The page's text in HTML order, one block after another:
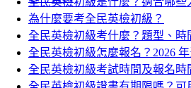
為什麼要考全民英檢初級？
全民英檢初級考什麼？題型、時
全民英檢初級怎麼報名？2026
全民英檢初級考試時間及報名時